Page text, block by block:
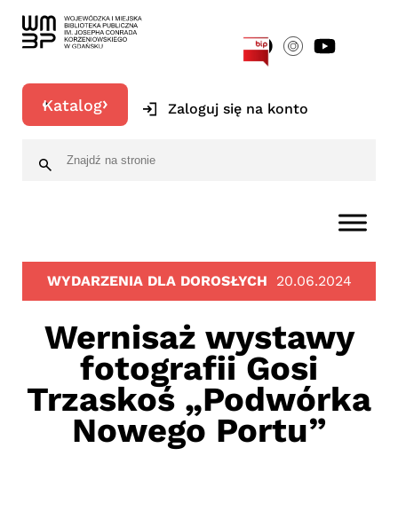
Katalog Zaloguj się na konto
WYDARZENIA DLA DOROSŁYCH 20.06.2024
Wernisaż wystawy
fotografii Gosi
Trzaskoś „Podwórka
Nowego Portu”